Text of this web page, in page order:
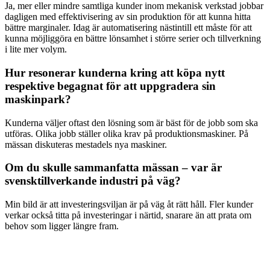
Ja, mer eller mindre samtliga kunder inom mekanisk verkstad jobbar
dagligen med effektivisering av sin produktion för att kunna hitta
bättre marginaler. Idag är automatisering nästintill ett måste för att
kunna möjliggöra en bättre lönsamhet i större serier och tillverkning
i lite mer volym.
Hur resonerar kunderna kring att köpa nytt
respektive begagnat för att uppgradera sin
maskinpark?
Kunderna väljer oftast den lösning som är bäst för de jobb som ska
utföras. Olika jobb ställer olika krav på produktionsmaskiner. På
mässan diskuteras mestadels nya maskiner.
Om du skulle sammanfatta mässan – var är
svensktillverkande industri på väg?
Min bild är att investeringsviljan är på väg åt rätt håll. Fler kunder
verkar också titta på investeringar i närtid, snarare än att prata om
behov som ligger längre fram.